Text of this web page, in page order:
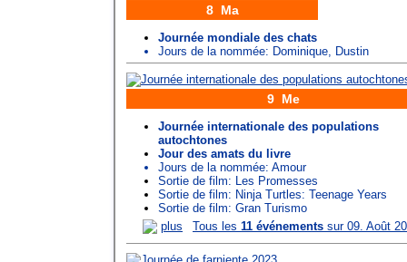
8 Ma
Journée mondiale des chats
Jours de la nommée: Dominique Dustin
9 Me
Journée internationale des populations
autochtones
Jour des amats du livre
Jours de la nommée: Amour
Sortie de film: Les Promesses
Sortie de film: Ninja Turtles: Teenage Years
Sortie de film: Gran Turismo
plus
Tous les 11 événements sur 09. Août